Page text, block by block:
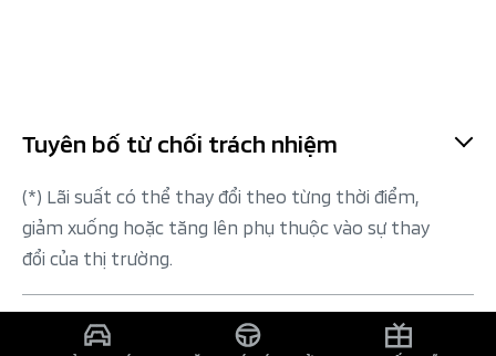
Tuyên bố từ chối trách nhiệm
(*) Lãi suất có thể thay đổi theo từng thời điểm,
giảm xuống hoặc tăng lên phụ thuộc vào sự thay
đổi của thị trường.
Lịch thanh toán gốc và lãi được tạm tính dựa trên giả